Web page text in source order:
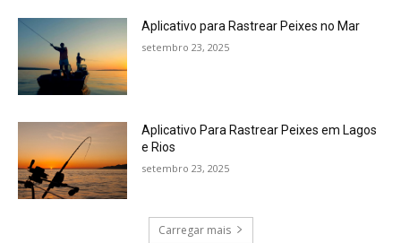
Aplicativo para Rastrear Peixes no Mar
setembro 23, 2025
Aplicativo Para Rastrear Peixes em Lagos
e Rios
setembro 23, 2025
Carregar mais